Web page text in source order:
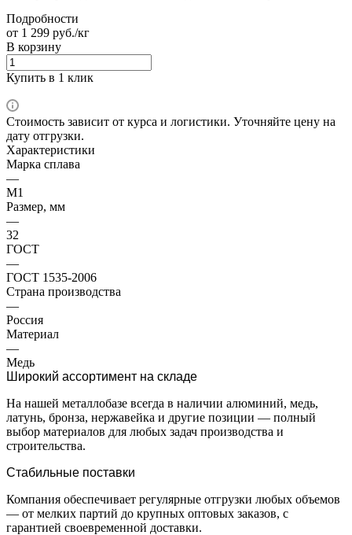
Подробности
от 1 299 руб./кг
В корзину
Купить в 1 клик
Стоимость зависит от курса и логистики. Уточняйте цену на
дату отгрузки.
Характеристики
Марка сплава
—
М1
Размер, мм
—
32
ГОСТ
—
ГОСТ 1535-2006
Страна производства
—
Россия
Материал
—
Медь
Широкий ассортимент на складе
На нашей металлобазе всегда в наличии алюминий, медь,
латунь, бронза, нержавейка и другие позиции — полный
выбор материалов для любых задач производства и
строительства.
Стабильные поставки
Компания обеспечивает регулярные отгрузки любых объемов
— от мелких партий до крупных оптовых заказов, с
гарантией своевременной доставки.